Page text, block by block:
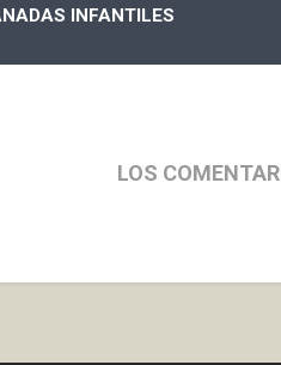
INFANTILES
LOS